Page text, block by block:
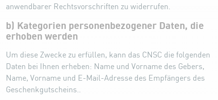
anwendbarer Rechtsvorschriften zu widerrufen.
b) Kategorien personenbezogener Daten, die
erhoben werden
Um diese Zwecke zu erfüllen, kann das CNSC die folgenden
Daten bei Ihnen erheben: Name und Vorname des Gebers,
Name, Vorname und E-Mail-Adresse des Empfängers des
Geschenkgutscheins..